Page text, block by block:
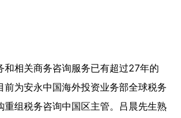
和相关商务咨询服务已有超过27年的
前为安永中国海外投资业务部全球税务
重组税务咨询中国区主管。吕晨先生熟